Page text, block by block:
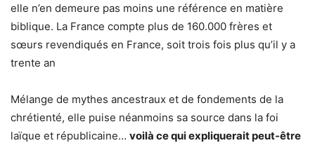
elle n’en demeure pas moins une référence en matière
biblique. La France compte plus de 160.000 frères et
sœurs revendiqués en France, soit trois fois plus qu’il y a
trente an
Mélange de mythes ancestraux et de fondements de la
chrétienté, elle puise néanmoins sa source dans la foi
laïque et républicaine… voilà ce qui expliquerait peut-être